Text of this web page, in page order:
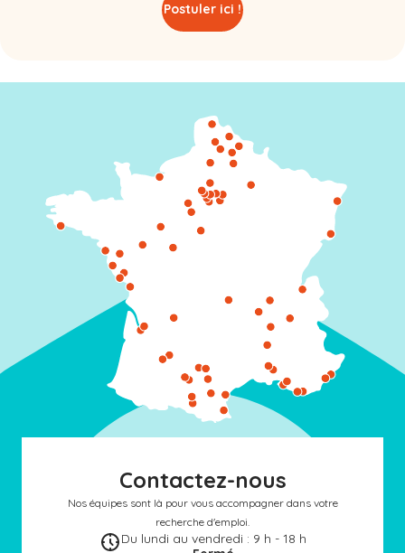
Postuler ici !
Contactez-nous
Nos équipes sont là pour vous accompagner dans votre
recherche d'emploi.
Du lundi au vendredi : 9 h - 18 h